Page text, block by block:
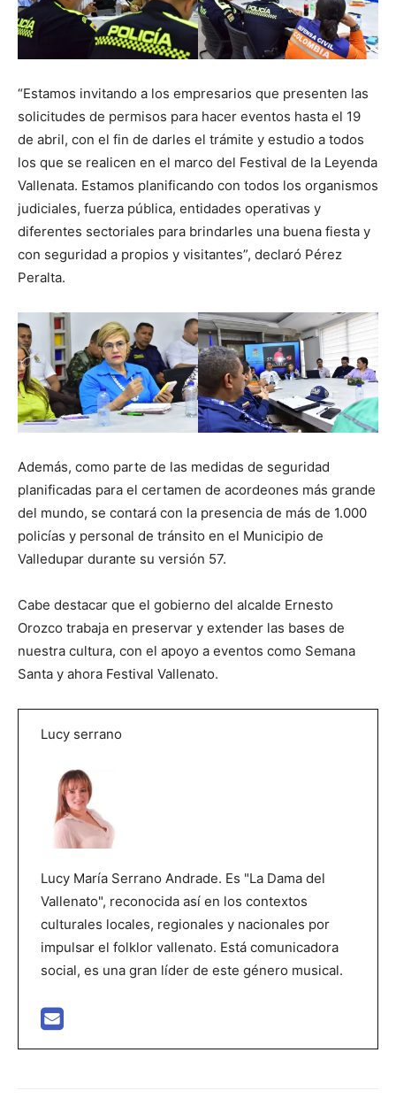
“Estamos invitando a los empresarios que presenten las
solicitudes de permisos para hacer eventos hasta el 19
de abril, con el fin de darles el trámite y estudio a todos
los que se realicen en el marco del Festival de la Leyenda
Vallenata. Estamos planificando con todos los organismos
judiciales, fuerza pública, entidades operativas y
diferentes sectoriales para brindarles una buena fiesta y
con seguridad a propios y visitantes”, declaró Pérez
Peralta.
Además, como parte de las medidas de seguridad
planificadas para el certamen de acordeones más grande
del mundo, se contará con la presencia de más de 1.000
policías y personal de tránsito en el Municipio de
Valledupar durante su versión 57.
Cabe destacar que el gobierno del alcalde Ernesto
Orozco trabaja en preservar y extender las bases de
nuestra cultura, con el apoyo a eventos como Semana
Santa y ahora Festival Vallenato.
Lucy serrano
Lucy María Serrano Andrade. Es "La Dama del
Vallenato", reconocida así en los contextos
culturales locales, regionales y nacionales por
impulsar el folklor vallenato. Está comunicadora
social, es una gran líder de este género musical.